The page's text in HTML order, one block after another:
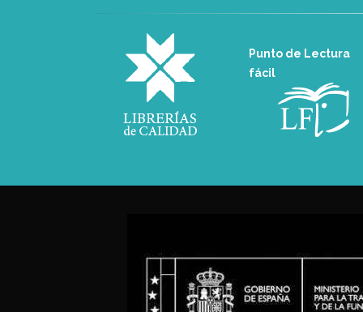
Punto de Lectura
fácil